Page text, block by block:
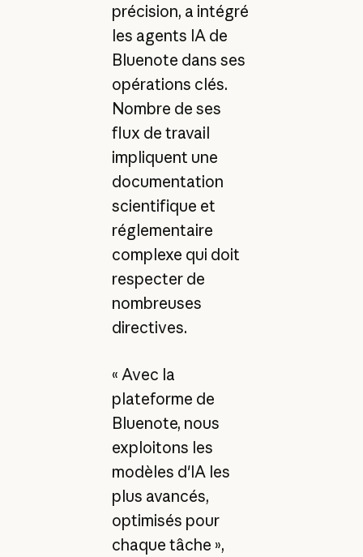
précision, a intégré
les agents IA de
Bluenote dans ses
opérations clés.
Nombre de ses
flux de travail
impliquent une
documentation
scientifique et
réglementaire
complexe qui doit
respecter de
nombreuses
directives.
« Avec la
plateforme de
Bluenote, nous
exploitons les
modèles d'IA les
plus avancés,
optimisés pour
chaque tâche »,